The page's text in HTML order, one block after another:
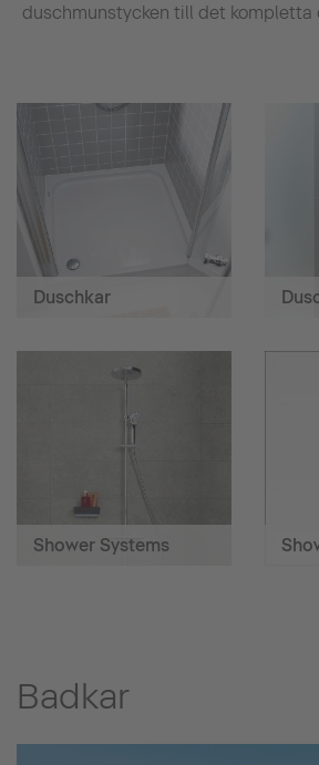
duschmunstycken till det kompletta
Duschkar
Shower Systems
Badkar